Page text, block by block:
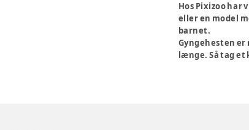
Hos Pixizoo har
eller en model
barnet.
Gyngehesten er
længe. Så tag et